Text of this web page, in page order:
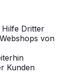
Hilfe Dritter
von
Kunden